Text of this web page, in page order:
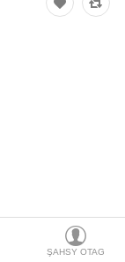
ŞAHSY OTAG